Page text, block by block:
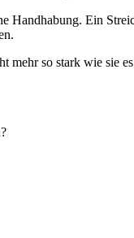
Handhabung. Ein
so stark wie sie